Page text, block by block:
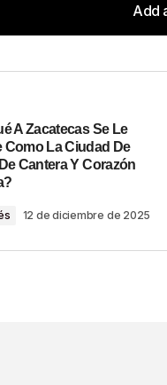
Add
Add
no será
La Próxima Vez Que
A Zacatecas Se Le
Como La Ciudad De
Cantera Y Corazón
12 de diciembre de 2025